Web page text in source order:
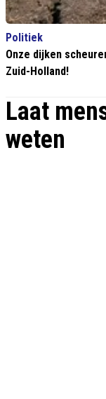
Politiek
Onze dijken
Zuid-Holland!
Laat
weten